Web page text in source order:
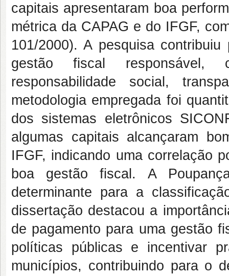
capitais apresentaram boa
métrica da CAPAG e do IFGF,
101/2000). A pesquisa
gestão fiscal responsável,
responsabilidade social,
metodologia empregada foi
dos sistemas eletrônicos
algumas capitais alcançaram
IFGF, indicando uma correlação
boa gestão fiscal. A
determinante para a
dissertação destacou a
de pagamento para uma gestão
políticas públicas e incentivar
municípios, contribuindo para o